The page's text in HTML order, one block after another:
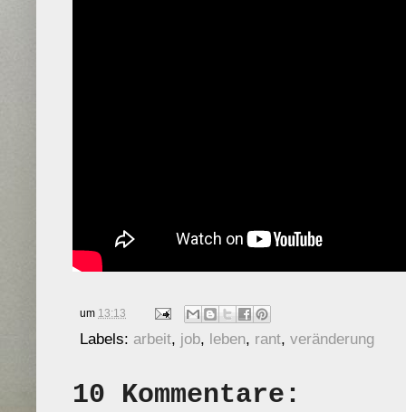
um 13:13
Labels: arbeit, job, leben, rant, veränderung
10 Kommentare: